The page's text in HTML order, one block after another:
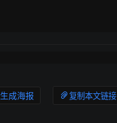
生成海报 复制本文链接